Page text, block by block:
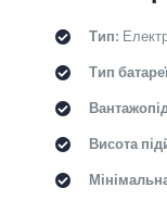
Тип:
Тип
Висота